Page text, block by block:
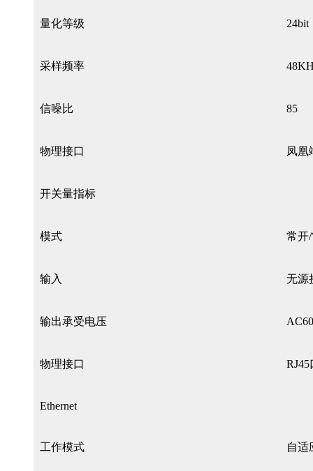
量化等级 24bit
采样频率
信噪比 85
物理接口 凤凰
开关量指标
模式 常开
输入 无源
输出承受电压
物理接口
Ethernet
工作模式 自适